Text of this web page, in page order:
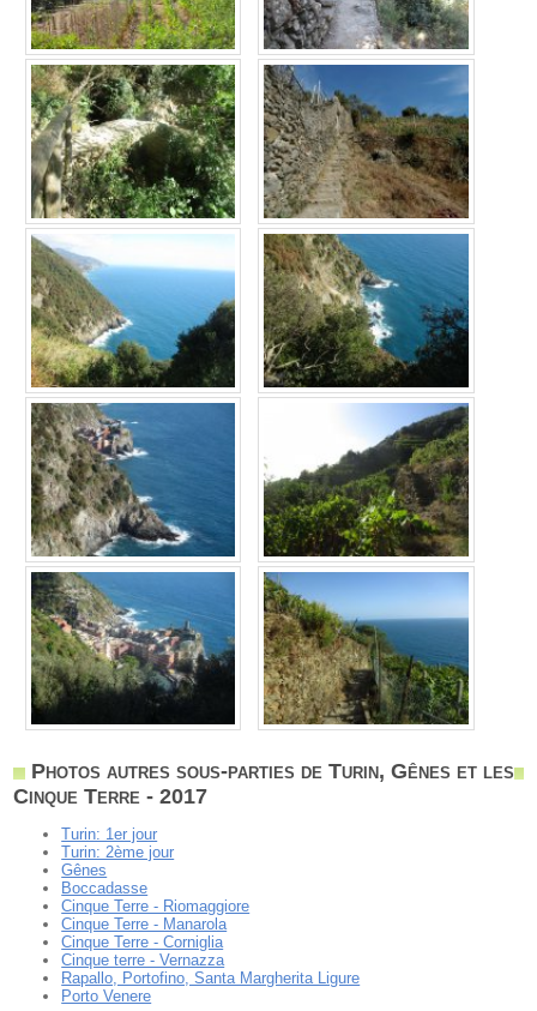
Photos autres sous-parties de Turin, Gênes et les
Cinque Terre - 2017
Turin: 1er jour
Turin: 2ème jour
Gênes
Boccadasse
Cinque Terre - Riomaggiore
Cinque Terre - Manarola
Cinque Terre - Corniglia
Cinque terre - Vernazza
Rapallo, Portofino, Santa Margherita Ligure
Porto Venere